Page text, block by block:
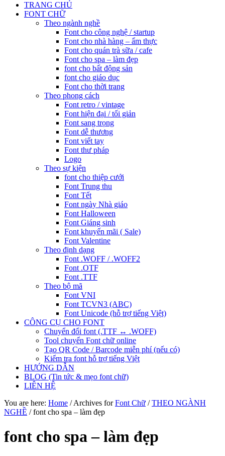
TRANG CHỦ
FONT CHỮ
Theo ngành nghề
Font cho công nghệ / startup
Font cho nhà hàng – ẩm thực
Font cho quán trà sữa / cafe
Font cho spa – làm đẹp
font cho bất động sản
font cho giáo dục
Font cho thời trang
Theo phong cách
Font retro / vintage
Font hiện đại / tối giản
Font sang trọng
Font dễ thương
Font viết tay
Font thư pháp
Logo
Theo sự kiện
font cho thiệp cưới
Font Trung thu
Font Tết
Font ngày Nhà giáo
Font Halloween
Font Giáng sinh
Font khuyến mãi ( Sale)
Font Valentine
Theo định dạng
Font .WOFF / .WOFF2
Font .OTF
Font .TTF
Theo bộ mã
Font VNI
Font TCVN3 (ABC)
Font Unicode (hỗ trợ tiếng Việt)
CÔNG CỤ CHO FONT
Chuyển đổi font (.TTF ↔ .WOFF)
Tool chuyển Font chữ online
Tạo QR Code / Barcode miễn phí (nếu có)
Kiểm tra font hỗ trợ tiếng Việt
HƯỚNG DẪN
BLOG (Tin tức & mẹo font chữ)
LIÊN HỆ
You are here: Home /Archives forFont Chữ / THEO NGÀNH
NGHỀ /font cho spa – làm đẹp
font cho spa – làm đẹp